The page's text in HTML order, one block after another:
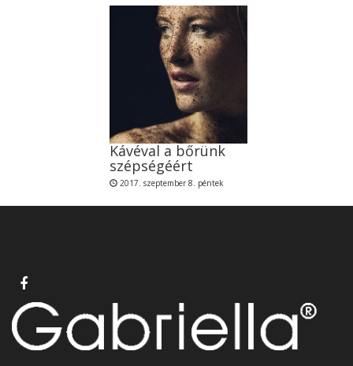
Kávéval a bőrünk
szépségéért
2017. szeptember 8. péntek